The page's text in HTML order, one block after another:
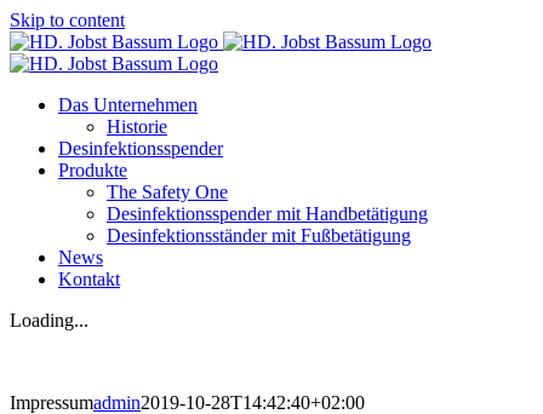
Skip to content
Das Unternehmen
Historie
Desinfektionsspender
Produkte
The Safety One
Desinfektionsspender mit Handbetätigung
Desinfektionsständer mit Fußbetätigung
News
Kontakt
Loading...
Impressumadmin2019-10-28T14:42:40+02:00